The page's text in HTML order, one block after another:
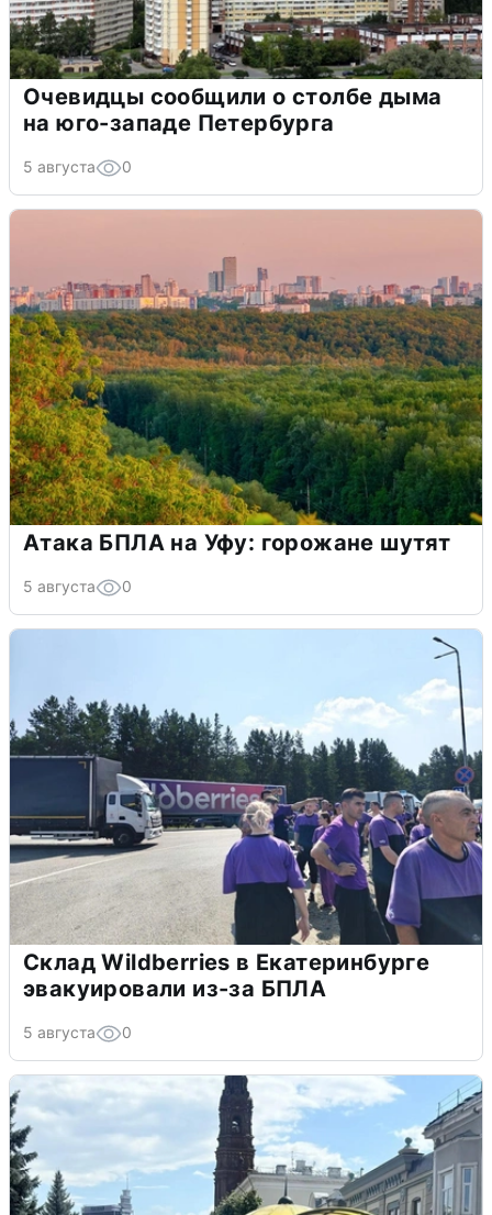
Очевидцы сообщили о столбе дыма
на юго-западе Петербурга
5 августа 0
Атака БПЛА на Уфу: горожане шутят
5 августа 0
Склад Wildberries в Екатеринбурге
эвакуировали из-за БПЛА
5 августа 0